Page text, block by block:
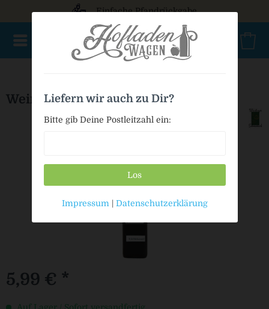
Einfache Pfandrückgabe
Weintinger Kürbiskernöl
5,99 € *
Liefern wir auch zu Dir?
Bitte gib Deine Postleitzahl ein:
Los
Impressum | Datenschutzerklärung